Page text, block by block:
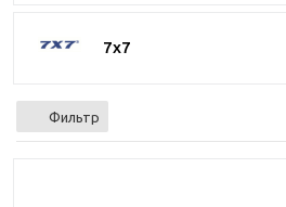
7x7
Фильтр